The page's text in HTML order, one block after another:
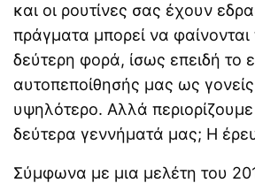
και οι ρουτίνες σας έχουν
πράγματα μπορεί να
δεύτερη φορά, ίσως επειδή το
αυτοπεποίθησής μας ως
υψηλότερο. Αλλά
δεύτερα γεννήματά μας; Η
Σύμφωνα με μια μελέτη του